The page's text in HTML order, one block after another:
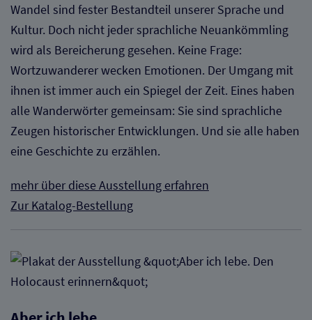
Wandel sind fester Bestandteil unserer Sprache und
Kultur. Doch nicht jeder sprachliche Neuankömmling
wird als Bereicherung gesehen. Keine Frage:
Wortzuwanderer wecken Emotionen. Der Umgang mit
ihnen ist immer auch ein Spiegel der Zeit. Eines haben
alle Wanderwörter gemeinsam: Sie sind sprachliche
Zeugen historischer Entwicklungen. Und sie alle haben
eine Geschichte zu erzählen.
mehr über diese Ausstellung erfahren
Zur Katalog-Bestellung